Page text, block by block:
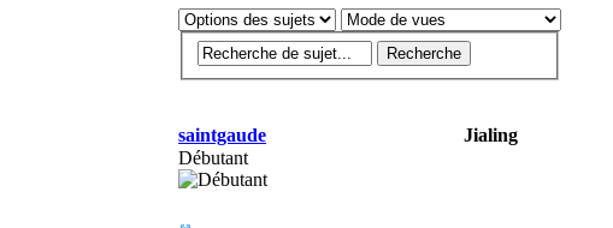
saintgaude Jialing
Débutant